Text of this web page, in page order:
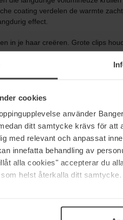
cookies
använder
ditt samtycke krävs för
med relevant och anpassat
innefatta behandling av
alla cookies" accepterar du
helst återkalla ditt
coating verdelen de warmte
effect.
in je haar creëren. Grote clips
6 stuks 16 mm